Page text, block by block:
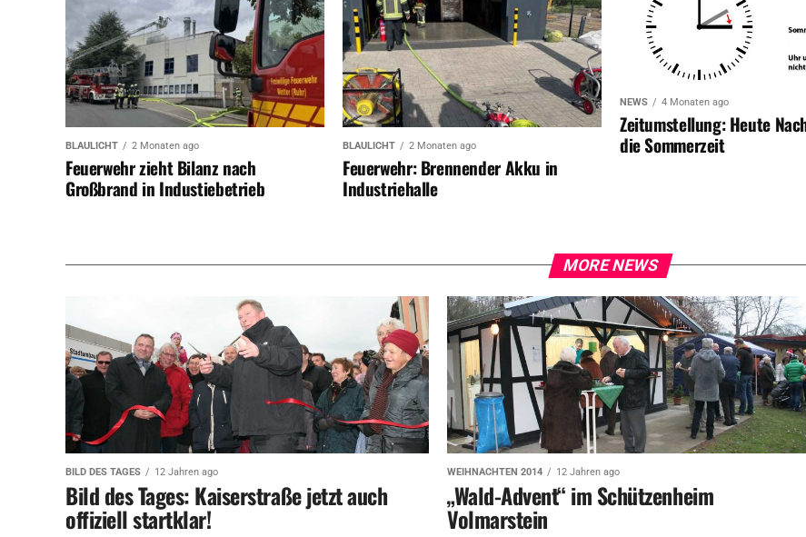
BLAULICHT 2 Monaten ago
Feuerwehr zieht Bilanz nach
Großbrand in Industiebetrieb
BLAULICHT 2 Monaten ago
Feuerwehr: Brennender Akku in
Industriehalle
NEWS 4 Monaten ago
Zeitumstellung: Heute
die Sommerzeit
MORE NEWS
BILD DES TAGES 12 Jahren ago
Bild des Tages: Kaiserstraße jetzt auch
offiziell startklar!
WEIHNACHTEN 2014 12 Jahren ago
„Wald-Advent“ im Schützenheim
Volmarstein